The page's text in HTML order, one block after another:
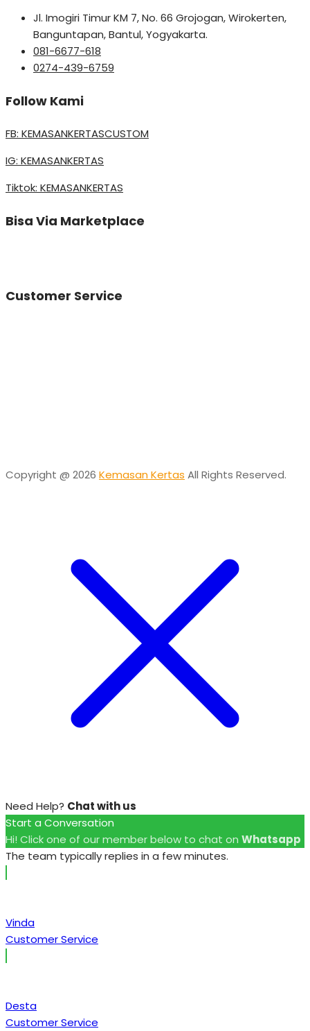
Jl. Imogiri Timur KM 7, No. 66 Grojogan, Wirokerten,
Banguntapan, Bantul, Yogyakarta.
081-6677-618
0274-439-6759
Follow Kami
FB: KEMASANKERTASCUSTOM
IG: KEMASANKERTAS
Tiktok: KEMASANKERTAS
Bisa Via Marketplace
Customer Service
Copyright @ 2026 Kemasan Kertas All Rights Reserved.
Need Help? Chat with us
Start a Conversation
Hi! Click one of our member below to chat on Whatsapp
The team typically replies in a few minutes.
Vinda
Customer Service
Desta
Customer Service